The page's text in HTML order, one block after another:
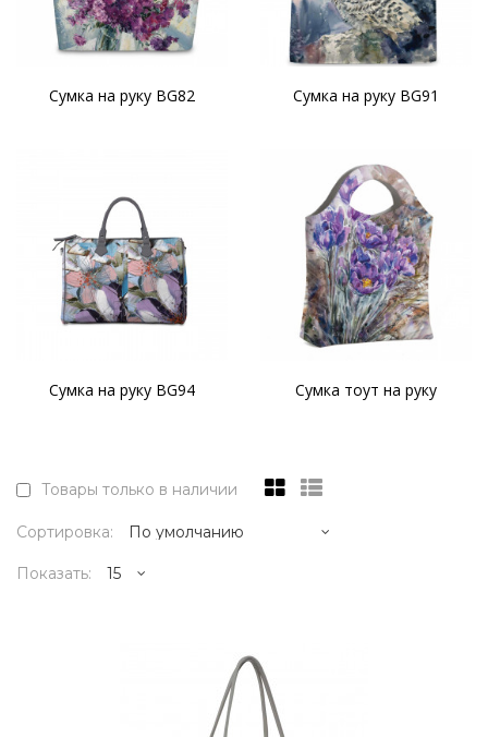
Сумка на руку BG82 Сумка на руку BG91
Сумка на руку BG94 Сумка тоут на руку
Товары только в наличии
Сортировка:
Показать:
18995р.